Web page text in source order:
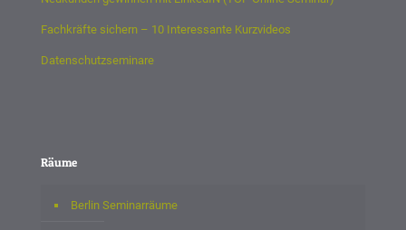
Fachkräfte sichern – 10 Interessante Kurzvideos
Datenschutzseminare
Räume
Berlin Seminarräume